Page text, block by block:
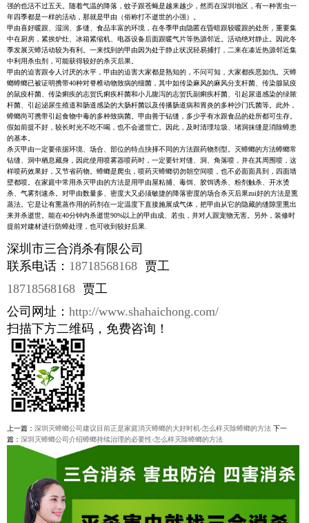
强的也活不过五天。随着气温的降落，蚊子跟苍蝇是越来越少，然而在深圳地区，有一种害虫一
年四季都是一样的活动，那就是甲由（俗称打不逝世的小强）。
甲由喜好暖跟、湿润、多缝、食品丰富的环境，在冬季甲由隐匿在昏暗跟较暖跟的处所，重要集
中在厨房，紧挨炉灶、冰箱紧缩机、电器设备后面跟暖气片等热源邻近。活动绝对静止。因此冬
季发展灭蟑活动较为有利。一来找到的甲由因为处于静止状况轻易捕打，二来在凑近热源邻近集
中利用杀虫剂，可能获得较好的杀灭后果。
甲由的迫害跟令人讨厌的水平，甲由的迫害大家都是熟知的，不问可知，大家都疾恶如仇。灭蟑
螂蟑螂已被证明携带40种对脊椎动物致病的细菌，其中如传染麻风的麻风分支杆菌、传染腺鼠疫
的鼠疫杆菌、传染痢疾的志贺氏痢疾杆菌和小儿腹泻的志贺氏副痢疾杆菌、引起尿道感染的绿脓
杆菌、引起泌尿生殖道和肠道感染的大肠杆菌以及传播肠道病和胃炎的多种沙门氏菌等。此外，
蟑螂尚可携带引起食物中毒的多种致病菌。甲由善于钻缝，多少乎有水跟食品的处所都可生存。
假如前提不好，较长时光不吃不喝，也不会逝世亡。因此，及时清理垃圾、堵洞抹缝是消除蟑患
的基本。
杀灭甲由一定要依据环境、场合、部位的特点抉择不同的方法跟药物剂型。灭蟑螂的方法蟑螂常
钻缝、洞中栖息藏身，因此使用喷雾器喷药时，一定要针对缝、洞、角落喷，并在其周围喷，这
样喷药效果好，又节省药物。蟑螂是爬虫，喷药灭蟑螂切勿朝空间喷，也不必面面具到，四面墙
壁都喷。在家庭中常用杀灭甲由的方法是用甲由屋粘捕、毒饵、胶饵诱杀、粉剂触杀、开水烫
杀、气雾剂速杀。对甲由数量多、密度大又必须敏捷的降落密度的场合杀灭后果zui好的方法是熏
蒸法。它是让有熏蒸作用的药剂在一定温度下直接施展成气体，把甲由从它的隐藏的缝隙里熏出
来并杀逝世。能在40分钟内杀逝世90%以上的甲由成、若虫，并对人跟宠物无害。另外，装修时
提前对建材进行防蟑处理，也可收到较好后果.
深圳市三合消杀有限公司
联系电话： 18718568168 贾工
18718568168 贾工
公司网址： http://www.shahaichong.com/
扫描下方二维码，免费咨询！
上一篇： 深圳灭蟑螂公司建议目前正是家庭消灭蟑螂的大好时机-怎么样灭除蟑螂的方法 下一
篇： 深圳灭蟑螂公司介绍蟑螂持续治理的必要性-怎么样灭除蟑螂的方法